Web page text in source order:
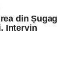
în stare gravă la
motocicletă pe
Sebeș: fermeie
a fost lovită de o
din Șugag
Intervin